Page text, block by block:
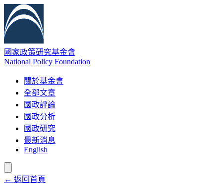
國家政策研究基金會
National Policy Foundation
關於基金會
全部文章
國政評論
國政分析
國政研究
最新消息
English
← 返回首頁